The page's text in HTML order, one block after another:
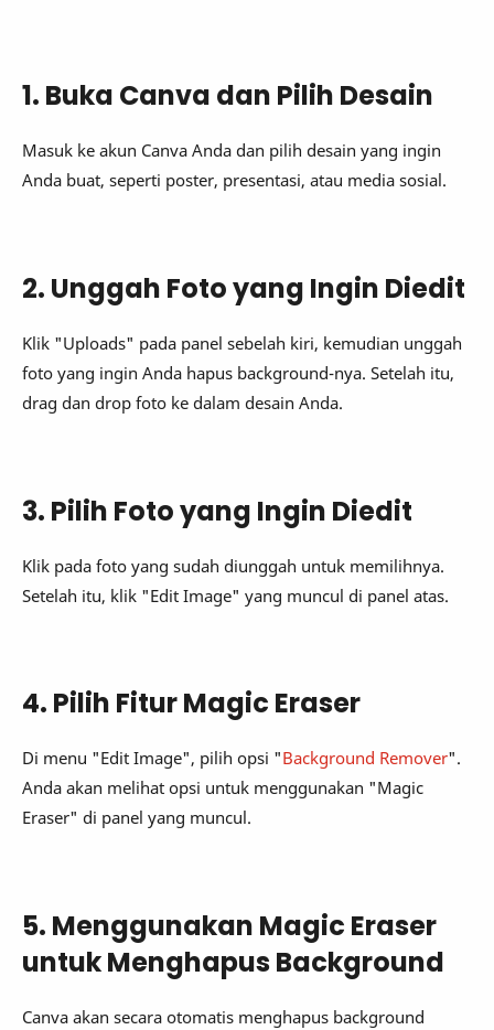
1. Buka Canva dan Pilih Desain
Masuk ke akun Canva Anda dan pilih desain yang ingin
Anda buat, seperti poster, presentasi, atau media sosial.
2. Unggah Foto yang Ingin Diedit
Klik "Uploads" pada panel sebelah kiri, kemudian unggah
foto yang ingin Anda hapus background-nya. Setelah itu,
drag dan drop foto ke dalam desain Anda.
3. Pilih Foto yang Ingin Diedit
Klik pada foto yang sudah diunggah untuk memilihnya.
Setelah itu, klik "Edit Image" yang muncul di panel atas.
4. Pilih Fitur Magic Eraser
Di menu "Edit Image", pilih opsi "Background Remover".
Anda akan melihat opsi untuk menggunakan "Magic
Eraser" di panel yang muncul.
5. Menggunakan Magic Eraser
untuk Menghapus Background
Canva akan secara otomatis menghapus background